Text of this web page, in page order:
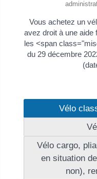
Vous achetez un
avez droit à une aide
les <span
du 29 décembre
Vélo
Vélo cargo,
en situation
non),